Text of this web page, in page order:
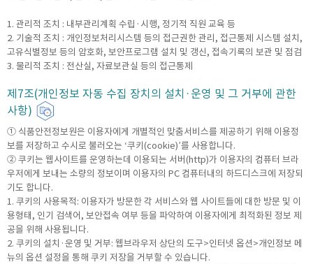
1. 관리적 조치 : 내부관리계획 수립·시행, 정기적 직원 교육 등
2. 기술적 조치 : 개인정보처리시스템 등의 접근권한 관리, 접근통제 시스템 설치,
고유식별정보 등의 암호화, 보안프로그램 설치 및 갱신, 접속기록의 보관 및 점검
3. 물리적 조치 : 전산실, 자료보관실 등의 접근통제
제7조(개인정보 자동 수집 장치의 설치·운영 및 그 거부에 관한
사항)
① 식품안전정보원은 이용자에게 개별적인 맞춤서비스를 제공하기 위해 이용정
보를 저장하고 수시로 불러오는 ‘쿠키(cookie)’를 사용합니다.
② 쿠키는 웹사이트를 운영하는데 이용되는 서버(http)가 이용자의 컴퓨터 브라
우저에게 보내는 소량의 정보이며 이용자의 PC 컴퓨터내의 하드디스크에 저장되
기도 합니다.
1. 쿠키의 사용목적: 이용자가 방문한 각 서비스와 웹 사이트들에 대한 방문 및 이
용형태, 인기 검색어, 보안접속 여부 등을 파악하여 이용자에게 최적화된 정보 제
공을 위해 사용됩니다.
2. 쿠키의 설치·운영 및 거부: 웹브라우저 상단의 도구>인터넷 옵션>개인정보 메
뉴의 옵션 설정을 통해 쿠키 저장을 거부할 수 있습니다.